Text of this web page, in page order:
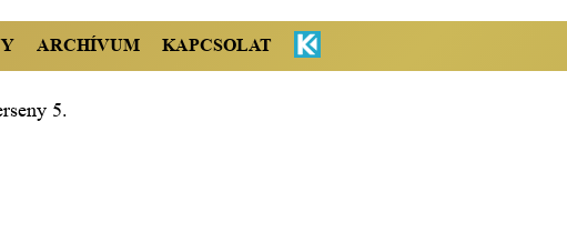
ARCHÍVUM KAPCSOLAT
5.